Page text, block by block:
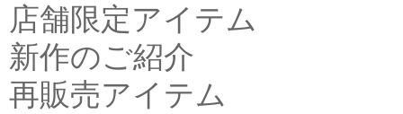
店舗限定アイテム
新作のご紹介
再販売アイテム